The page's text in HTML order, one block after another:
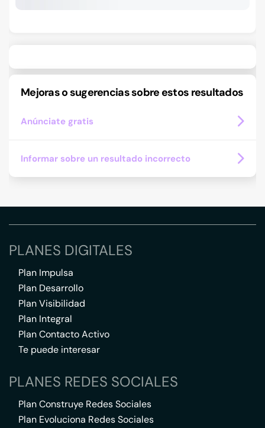
Mejoras o sugerencias sobre estos resultados
Anúnciate gratis
Informar sobre un resultado incorrecto
PLANES DIGITALES
Plan Impulsa
Plan Desarrollo
Plan Visibilidad
Plan Integral
Plan Contacto Activo
Te puede interesar
PLANES REDES SOCIALES
Plan Construye Redes Sociales
Plan Evoluciona Redes Sociales